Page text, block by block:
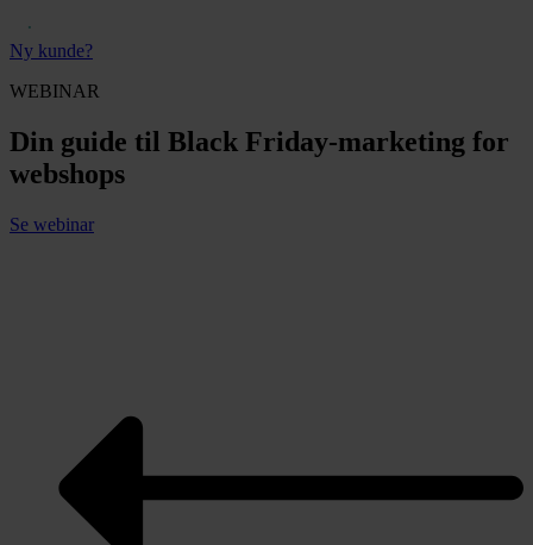
Ny kunde?
WEBINAR
Din guide til Black Friday-marketing for
webshops
Se webinar